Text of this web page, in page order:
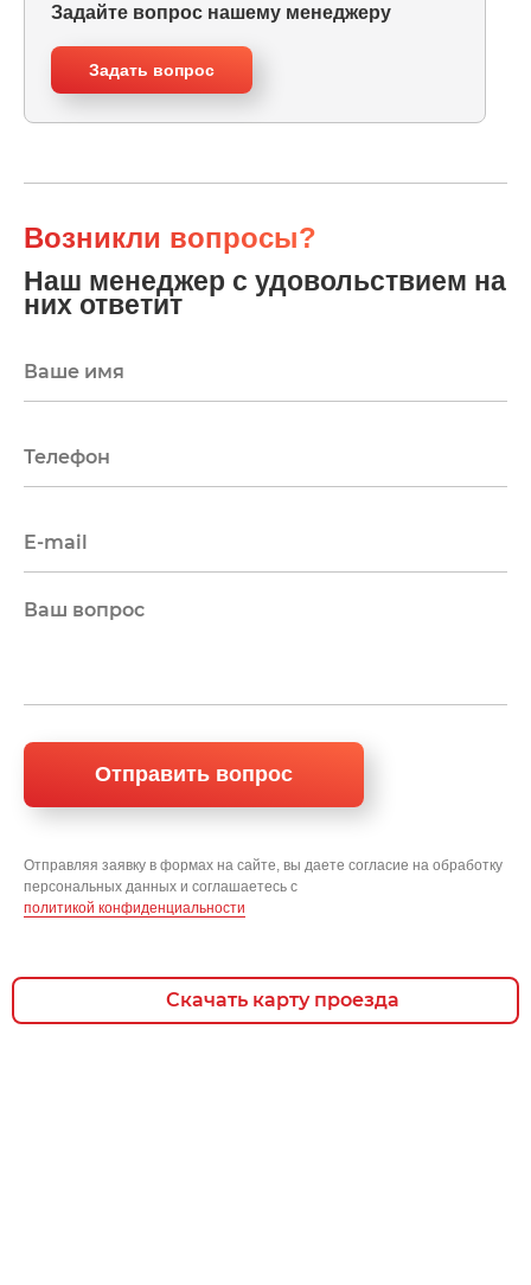
Задайте вопрос нашему менеджеру
Задать вопрос
Возникли вопросы?
Наш менеджер с удовольствием на
них ответит
Отправляя заявку в формах на сайте, вы даете согласие на обработку
персональных данных и соглашаетесь c
политикой конфиденциальности
Скачать карту проезда